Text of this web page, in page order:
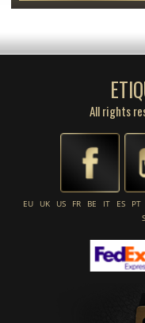
All rights
EU UK US FR BE IT ES PT